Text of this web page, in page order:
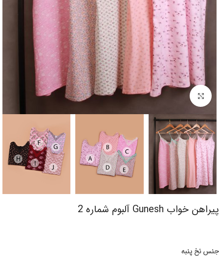
برای بزرگنمایی کلیک کنید
پیراهن خواب Gunesh آلبوم شماره 2
جنس نخ پنبه